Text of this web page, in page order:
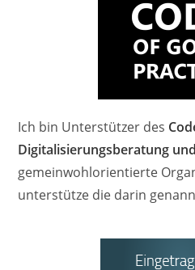
Ich bin Unterstützer des
Digitalisierungsberatung
gemeinwohlorientierte
unterstütze die darin